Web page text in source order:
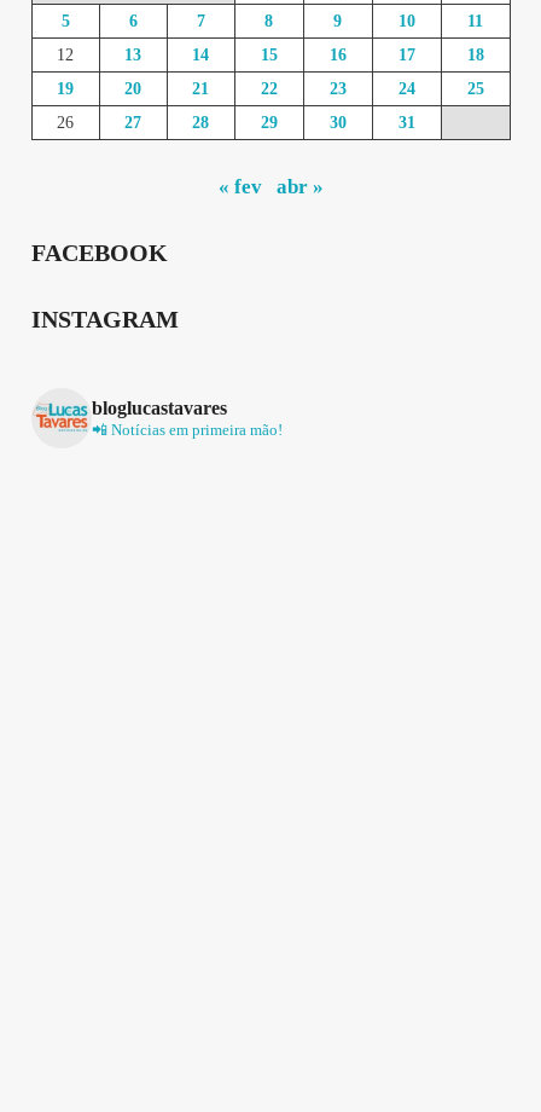
5
6 7 8 9 10
11
12
13 14 15 16 17
18
19
20 21 22 23 24
25
26
27 28 29 30 31
« fev abr »
FACEBOOK
INSTAGRAM
bloglucastavares
📲 Notícias em primeira mão!